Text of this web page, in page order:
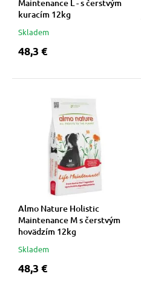
Maintenance L - s čerstvým
kuracím 12kg
Skladem
48,3 €
Almo Nature Holistic
Maintenance M s čerstvým
hovädzím 12kg
Skladem
48,3 €